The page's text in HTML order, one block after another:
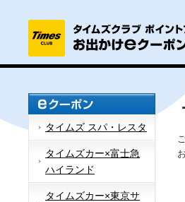
タイムズ スパ・レスタ
タイムズカー×富士急
ハイランド
タイムズカー×東京サ